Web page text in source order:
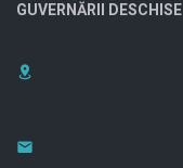
GUVERNĂRII DESCHISE